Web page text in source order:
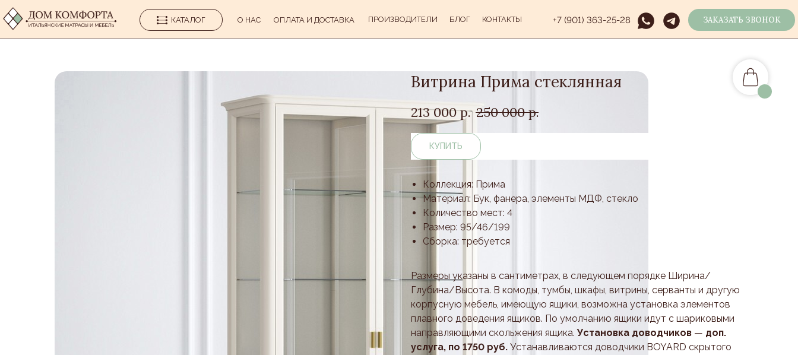
КАТАЛОГ О НАС ОПЛАТА И ДОСТАВКА ПРОИЗВОДИТЕЛИ ЗАКАЗАТЬ ЗВОНОК
+7 (901) 363-25-28
КОНТАКТЫ
БЛОГ
Витрина Прима стеклянная
213 000 р. 250 000 р.
КУПИТЬ
Коллекция: Прима
Материал: Бук, фанера, элементы МДФ, стекло
Количество мест: 4
Размер: 95/46/199
Сборка: требуется
Размеры указаны в сантиметрах, в следующем порядке Ширина/
Глубина/Высота. В комоды, тумбы, шкафы, витрины, серванты и другую
корпусную мебель, имеющую ящики, возможна установка элементов
плавного доведения ящиков. По умолчанию ящики идут с шариковыми
направляющими скольжения ящика.Установка доводчиков — доп.
услуга, по 1750 руб. Устанавливаются доводчики BOYARD скрытого